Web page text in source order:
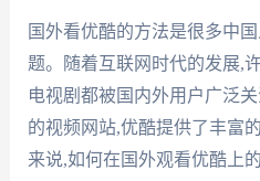
国外看优酷的方法是很多中
题。随着互联网时代的发展,
电视剧都被国内外用户广泛
的视频网站,优酷提供了丰富
来说,如何在国外观看优酷上